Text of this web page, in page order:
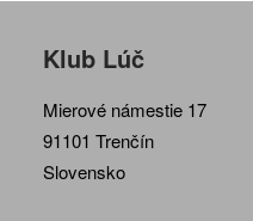
Klub Lúč
Mierové námestie 17
91101 Trenčín
Slovensko